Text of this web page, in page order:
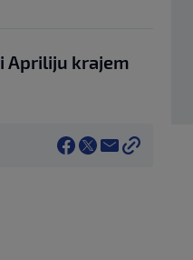
Apriliju krajem